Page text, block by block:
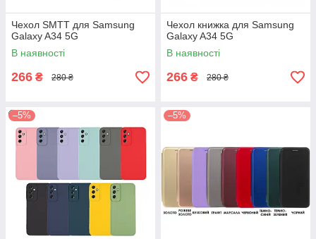
Чехол SMTT для Samsung
Galaxy A34 5G
В наявності
266 ₴ 280 ₴
Чехол книжка для Samsung
Galaxy A34 5G
В наявності
266 ₴ 280 ₴
–5% –5%